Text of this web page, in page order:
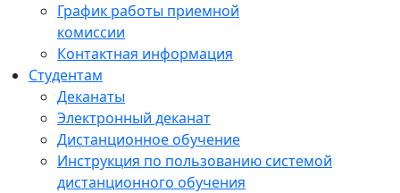
График работы приемной
комиссии
Контактная информация
Студентам
Деканаты
Электронный деканат
Дистанционное обучение
Инструкция по пользованию системой
дистанционного обучения